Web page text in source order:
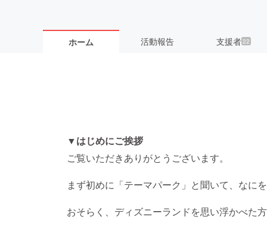
ホーム 活動報告 支援者22
▼はじめにご挨拶
ご覧いただきありがとうございます。
まず初めに「テーマパーク」と聞いて、なに
おそらく、ディズニーランドを思い浮かべた